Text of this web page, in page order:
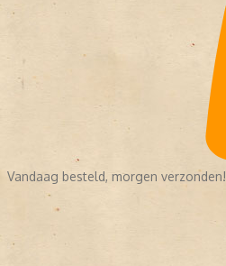
Vandaag besteld, morgen verzonden!